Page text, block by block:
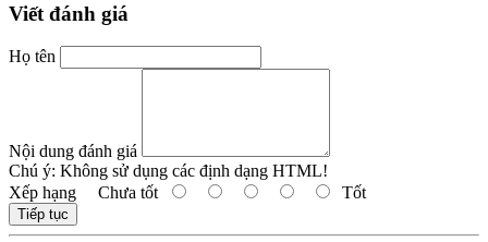
Viết đánh giá
Họ tên
Nội dung đánh giá
Chú ý: Không sử dụng các định dạng HTML!
Xếp hạng Chưa tốt Tốt
Tiếp tục